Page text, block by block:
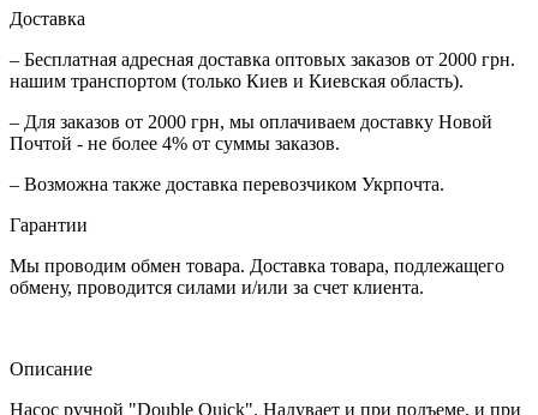
Доставка
– Бесплатная адресная доставка оптовых заказов от 2000 грн.
нашим транспортом (только Киев и Киевская область).
– Для заказов от 2000 грн, мы оплачиваем доставку Новой
Почтой - не более 4% от суммы заказов.
– Возможна также доставка перевозчиком Укрпочта.
Гарантии
Мы проводим обмен товара. Доставка товара, подлежащего
обмену, проводится силами и/или за счет клиента.
Описание
Насос ручной "Double Quick". Надувает и при подъеме, и при